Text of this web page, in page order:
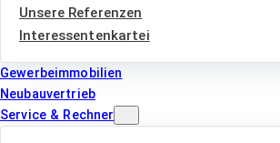
Unsere Referenzen
Interessentenkartei
Gewerbeimmobilien
Neubauvertrieb
Service & Rechner